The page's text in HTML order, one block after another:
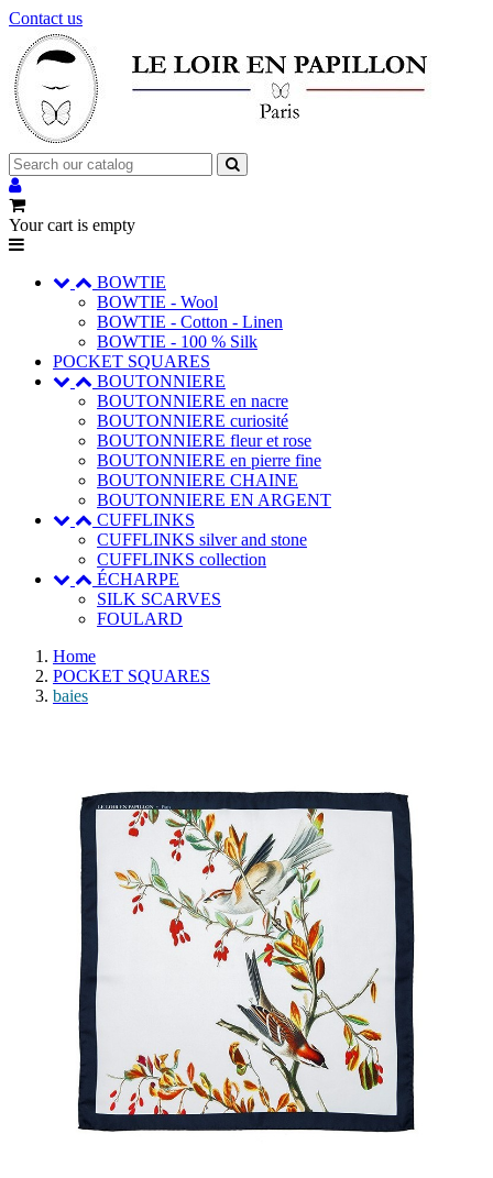
Contact us
Your cart is empty
BOWTIE
BOWTIE - Wool
BOWTIE - Cotton - Linen
BOWTIE - 100 % Silk
POCKET SQUARES
BOUTONNIERE
BOUTONNIERE en nacre
BOUTONNIERE curiosité
BOUTONNIERE fleur et rose
BOUTONNIERE en pierre fine
BOUTONNIERE CHAINE
BOUTONNIERE EN ARGENT
CUFFLINKS
CUFFLINKS silver and stone
CUFFLINKS collection
ÉCHARPE
SILK SCARVES
FOULARD
Home
POCKET SQUARES
baies